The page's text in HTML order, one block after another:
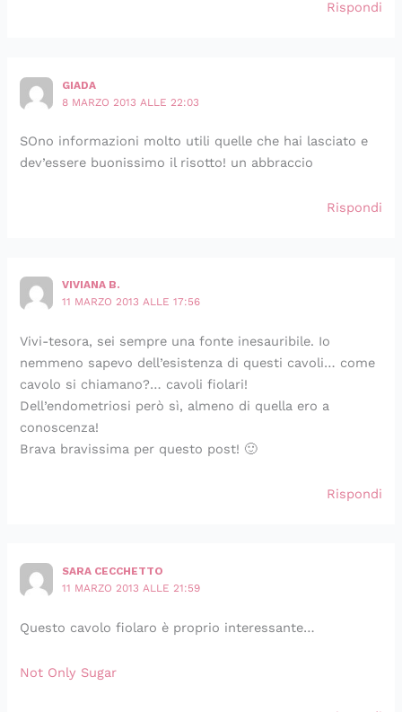
Rispondi
GIADA
8 MARZO 2013 ALLE 22:03
SOno informazioni molto utili quelle che hai lasciato e
dev’essere buonissimo il risotto! un abbraccio
Rispondi
VIVIANA B.
11 MARZO 2013 ALLE 17:56
Vivi-tesora, sei sempre una fonte inesauribile. Io
nemmeno sapevo dell’esistenza di questi cavoli… come
cavolo si chiamano?… cavoli fiolari!
Dell’endometriosi però sì, almeno di quella ero a
conoscenza!
Brava bravissima per questo post! 🙂
Rispondi
SARA CECCHETTO
11 MARZO 2013 ALLE 21:59
Questo cavolo fiolaro è proprio interessante…
Not Only Sugar